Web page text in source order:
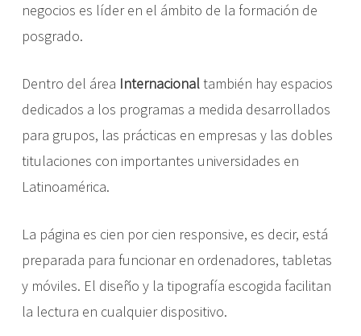
negocios es líder en el ámbito de la formación de
posgrado.
Dentro del área Internacionaltambién hay espacios
dedicados a los programas a medida desarrollados
para grupos, las prácticas en empresas y las dobles
titulaciones con importantes universidades en
Latinoamérica.
La página es cien por cien responsive, es decir, está
preparada para funcionar en ordenadores, tabletas
y móviles. El diseño y la tipografía escogida facilitan
la lectura en cualquier dispositivo.